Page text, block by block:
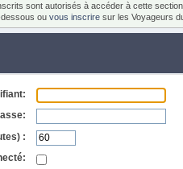
sont autorisés à accéder à cette
dessous ouvous inscrire sur les Voyageurs
: